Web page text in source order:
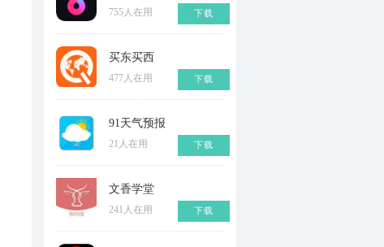
下载
755人在用
买东买西
下载
477人在用
91天气预报
下载
21人在用
文香学堂
下载
241人在用